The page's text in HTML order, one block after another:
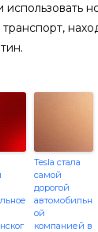
Tesla стала
самой
дорогой
автомобильн
ой
компанией в